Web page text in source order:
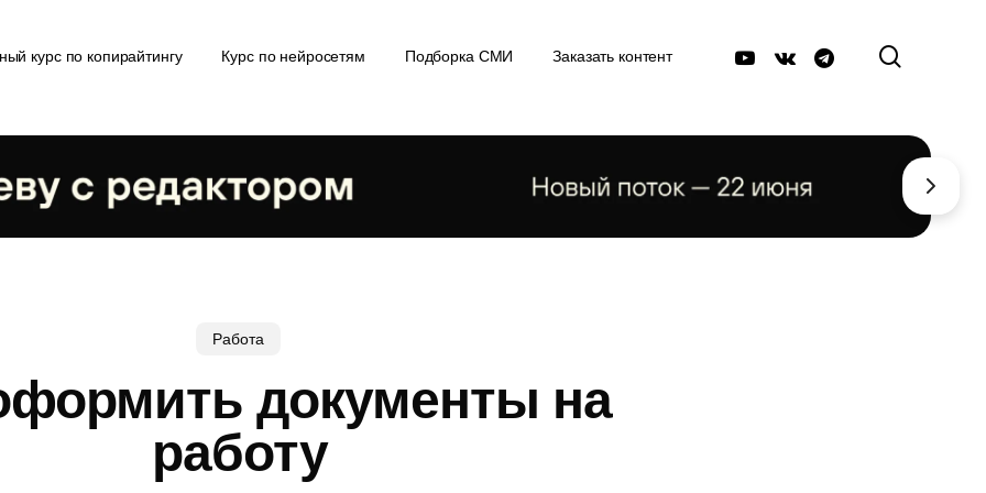
курс по копирайтингу Курс по нейросетям Подборка СМИ Заказать контент youtube
vk telegram
Работа
документы на
работу